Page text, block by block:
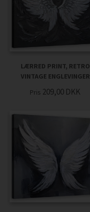
LÆRRED PRINT, RETRO
VINTAGE ENGLEVINGER
Pris 209,00 DKK